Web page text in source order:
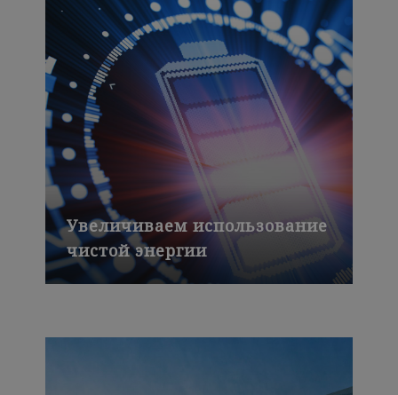
ископаемого топлива и повысив
энергоэффективность обработки
пищевых продуктов.
Увеличиваем использование
чистой энергии
Электрическим транспортным